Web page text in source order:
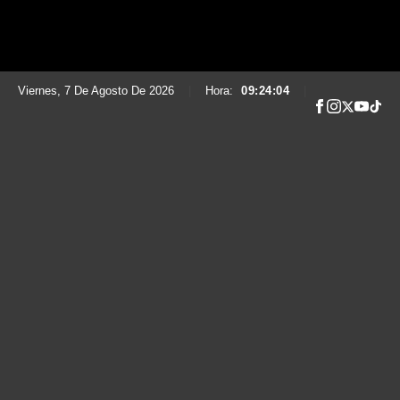
Viernes, 7 De Agosto De 2026 Hora: 09:24:05